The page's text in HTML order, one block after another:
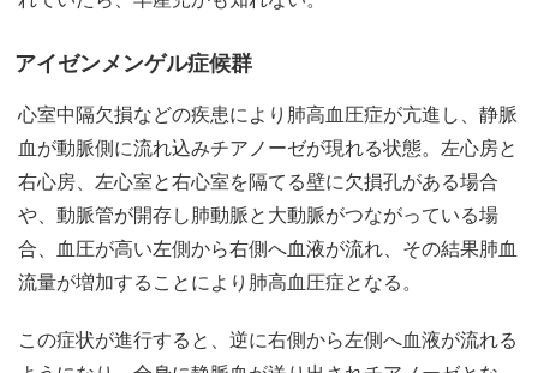
アイゼンメンゲル症候群
心室中隔欠損などの疾患により肺高血圧症が亢進し、静脈
血が動脈側に流れ込みチアノーゼが現れる状態。左心房と
右心房、左心室と右心室を隔てる壁に欠損孔がある場合
や、動脈管が開存し肺動脈と大動脈がつながっている場
合、血圧が高い左側から右側へ血液が流れ、その結果肺血
流量が増加することにより肺高血圧症となる。
この症状が進行すると、逆に右側から左側へ血液が流れる